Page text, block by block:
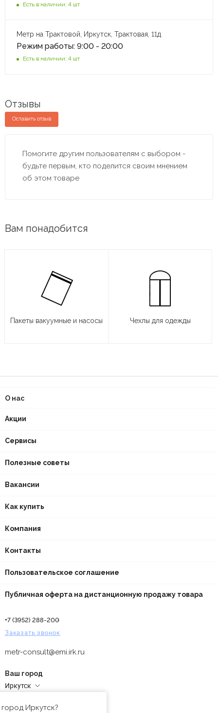
Есть в наличии: 4 шт
Метр на Трактовой, Иркутск, Трактовая, 11д
Режим работы: 9:00 - 20:00
Есть в наличии: 4 шт
Отзывы
Оставить отзыв
Помогите другим пользователям с выбором -
будьте первым, кто поделится своим мнением
об этом товаре
Вам понадобится
Пакеты вакуумные и насосы Чехлы для одежды
О нас
Акции
Сервисы
Полезные советы
Вакансии
Как купить
Компания
Контакты
Пользовательское соглашение
Публичная оферта на дистанционную продажу товара
+7 (3952) 288-200
Заказать звонок
metr-consult@emi.irk.ru
Ваш город
Иркутск
Иркутск?